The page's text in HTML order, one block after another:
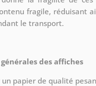
fragile, réduisant
le transport.
des affiches
un papier de qualité